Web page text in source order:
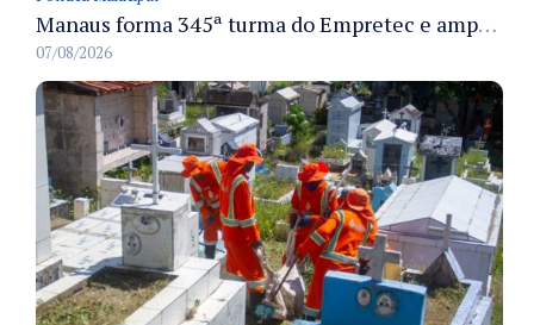
Manaus forma 345ª turma do Empretec e amplia qualificação de empreendedores na cidade
07/08/2026